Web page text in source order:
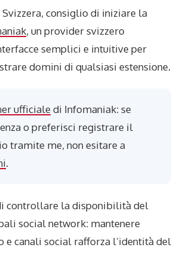
Svizzera, consiglio di iniziare la
, un provider svizzero
semplici e intuitive per
domini di qualsiasi estensione.
ufficiale di Infomaniak: se
o preferisci registrare il
tramite me, non esitare a
.
controllare la disponibilità del
social network: mantenere
e canali social rafforza l’identità del